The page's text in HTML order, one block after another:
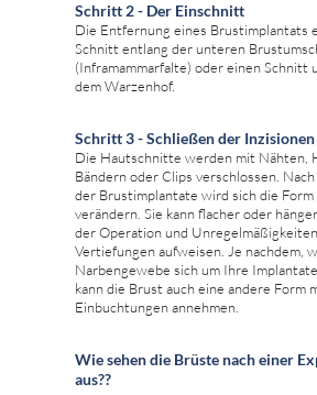
Schritt 2 - Der Einschnitt
Die Entfernung eines Brustimplantats
Schnitt entlang der unteren
(Inframammarfalte) oder einen Schnitt
dem Warzenhof.
Schritt 3 - Schließen der Inzisionen
Die Hautschnitte werden mit Nähten,
Bändern oder Clips verschlossen.
der Brustimplantate wird sich die
verändern. Sie kann flacher oder
der Operation und
Vertiefungen aufweisen. Je nachdem,
Narbengewebe sich um Ihre
kann die Brust auch eine andere Form
Einbuchtungen annehmen.
Wie sehen die Brüste nach einer
aus??